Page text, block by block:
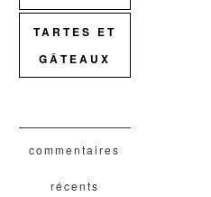
TARTES ET
GÂTEAUX
commentaires
récents